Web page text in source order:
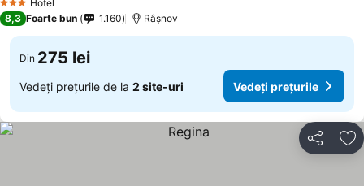
3 SteleHotel
8,3 Foarte bun 1.160 Râşnov
Din 275 lei
Vedeți prețurile de la 2 site-uri Vedeți prețurile
Distribuiți